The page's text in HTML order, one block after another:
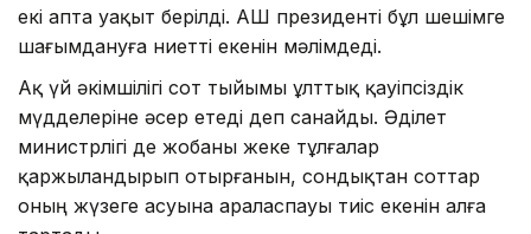
екі апта уақыт берілді. АҚШ президенті бұл шешімге
шағымдануға ниетті екенін мәлімдеді.
Ақ үй әкімшілігі сот тыйымы ұлттық қауіпсіздік
мүдделеріне әсер етеді деп санайды. Әділет
министрлігі де жобаны жеке тұлғалар
қаржыландырып отырғанын, сондықтан соттар
оның жүзеге асуына араласпауы тиіс екенін алға